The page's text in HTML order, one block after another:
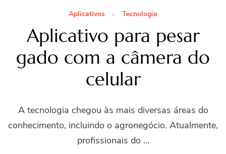
Aplicativos Tecnologia
Aplicativo para pesar
gado com a câmera do
celular
A tecnologia chegou às mais diversas áreas do
conhecimento, incluindo o agronegócio. Atualmente,
profissionais do …